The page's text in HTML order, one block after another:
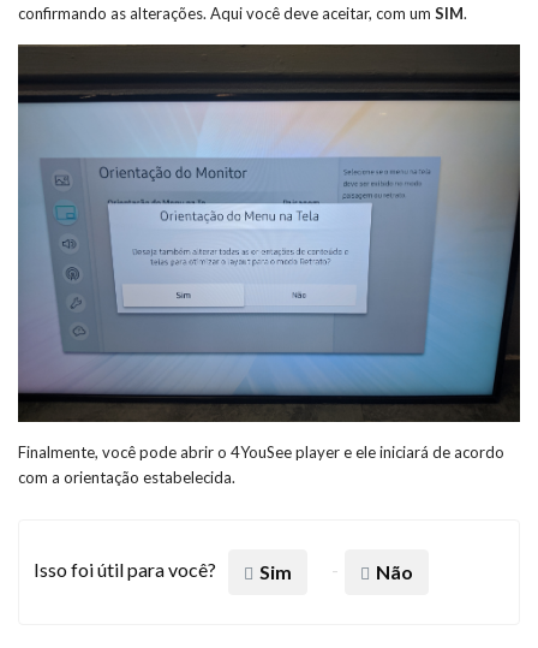
confirmando as alterações. Aqui você deve aceitar, com um SIM.
Finalmente, você pode abrir o 4YouSee player e ele iniciará de acordo
com a orientação estabelecida.
Isso foi útil para você? Sim Não